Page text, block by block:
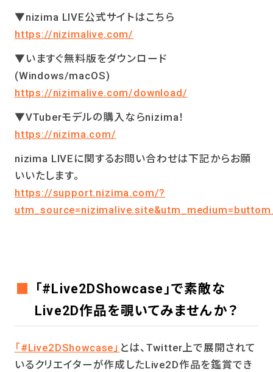
▼nizima LIVE公式サイトはこちら
https://nizimalive.com/
▼いますぐ無料版をダウンロード
(Windows/macOS)
https://nizimalive.com/download/
▼VTuberモデルの購入ならnizima！
https://nizima.com/
nizima LIVEに関するお問い合わせは下記からお願
いいたします。
https://support.nizima.com/?
「#Live2DShowcase」で素敵な
Live2D作品を覗いてみませんか？
「#Live2DShowcase」 とは、Twitter上で展開されて
いるクリエイターが作成したLive2D作品を鑑賞でき